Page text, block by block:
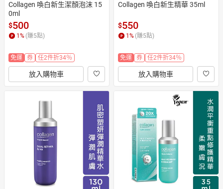
Collagen 喚白新生潔顏泡沫 15
0ml
$500
1% (賺5點)
免運 券 任2件折34％
放入購物車
Collagen 喚白新生精華 35ml
$550
1% (賺5點)
免運 券 任2件折34％
放入購物車